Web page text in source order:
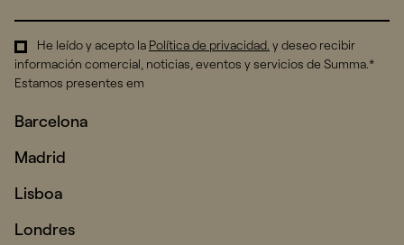
He leído y acepto la Política de privacidad. y deseo recibir
información comercial, noticias, eventos y servicios de Summa.*
Estamos presentes em
Barcelona
Madrid
Lisboa
Londres